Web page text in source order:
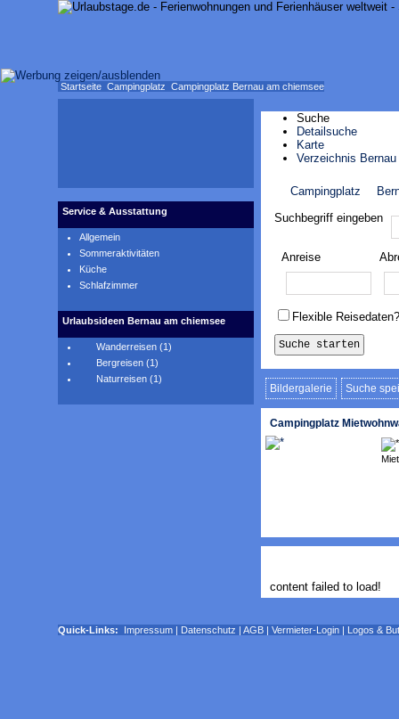
Startseite Campingplatz Campingplatz Bernau am chiemsee
Karte anzeigen
Service & Ausstattung
Allgemein
Sommeraktivitäten
Küche
Schlafzimmer
Urlaubsideen Bernau am chiemsee
Wanderreisen (1)
Bergreisen (1)
Naturreisen (1)
Suche
Detailsuche
Karte
Verzeichnis
Campingplatz
Suchbegriff eingeben
Anreise
Flexible
Bildergalerie Suche
Campingplatz
content failed to load!
Quick-Links: Impressum | Datenschutz | AGB | Vermieter-Login | Logos &